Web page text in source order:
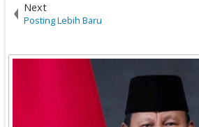
Next
Posting Lebih Baru